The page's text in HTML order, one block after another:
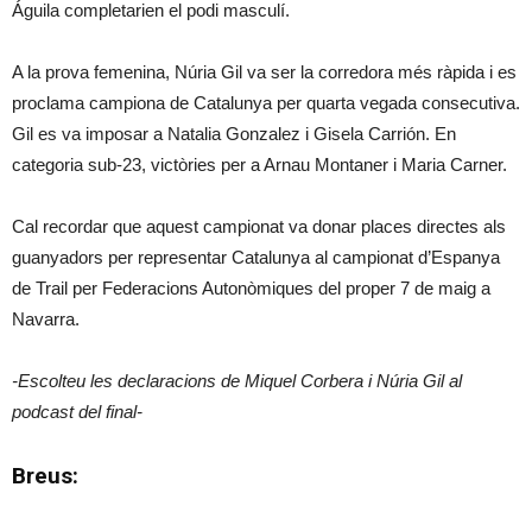
Águila completarien el podi masculí.
A la prova femenina, Núria Gil va ser la corredora més ràpida i es
proclama campiona de Catalunya per quarta vegada consecutiva.
Gil es va imposar a Natalia Gonzalez i Gisela Carrión. En
categoria sub-23, victòries per a Arnau Montaner i Maria Carner.
Cal recordar que aquest campionat va donar places directes als
guanyadors per representar Catalunya al campionat d’Espanya
de Trail per Federacions Autonòmiques del proper 7 de maig a
Navarra.
-Escolteu les declaracions de Miquel Corbera i Núria Gil al
podcast del final-
Breus: